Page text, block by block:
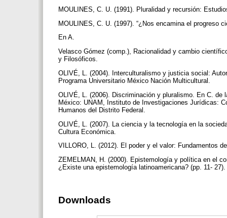
MOULINES, C. U. (1991). Pluralidad y recursión:
MOULINES, C. U. (1997). “¿Nos encamina el progreso
En A.
Velasco Gómez (comp.), Racionalidad y cambio
y Filosóficos.
OLIVÉ, L. (2004). Interculturalismo y justicia social:
Programa Universitario México Nación Multicultural.
OLIVÉ, L. (2006). Discriminación y pluralismo. En C. de
México: UNAM, Instituto de Investigaciones Jurídicas:
Humanos del Distrito Federal.
OLIVÉ, L. (2007). La ciencia y la tecnología en la
Cultura Económica.
VILLORO, L. (2012). El poder y el valor: Fundamentos
ZEMELMAN, H. (2000). Epistemología y política en el
¿Existe una epistemología latinoamericana? (pp. 11-
Downloads